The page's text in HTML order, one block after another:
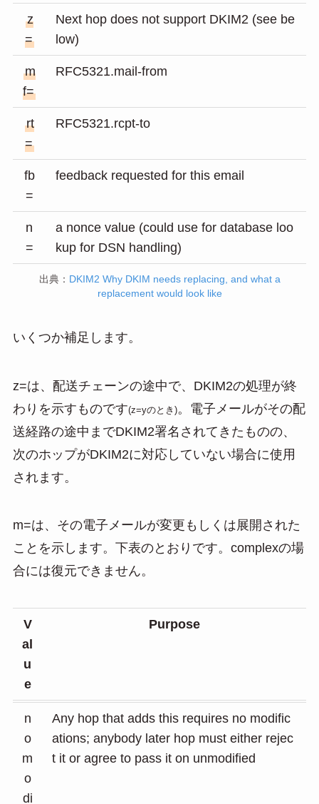
z
=
Next hop does not support DKIM2 (see be
low)
m
f=
RFC5321.mail-from
rt
=
RFC5321.rcpt-to
fb
=
feedback requested for this email
n
=
a nonce value (could use for database loo
kup for DSN handling)
出典： DKIM2 Why DKIM needs replacing, and what a
replacement would look like
いくつか補足します。
z=は、配送チェーンの途中で、DKIM2の処理が終
わりを示すものです(z=yのとき)。電子メールがその配
送経路の途中までDKIM2署名されてきたものの、
次のホップがDKIM2に対応していない場合に使用
されます。
m=は、その電子メールが変更もしくは展開された
ことを示します。下表のとおりです。complexの場
合には復元できません。
V
al
u
e
Purpose
n
o
m
o
di
Any hop that adds this requires no modific
ations; anybody later hop must either rejec
t it or agree to pass it on unmodified